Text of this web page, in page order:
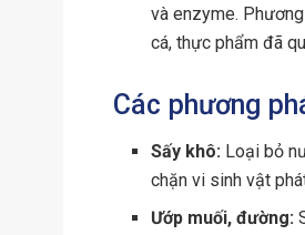
và enzyme.
cá, thực phẩm đã
Các phương
Sấy khô: Loại bỏ
chặn vi sinh vật
Ướp muối, đường: